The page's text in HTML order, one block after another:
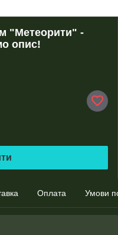
"Метеорити" -
опис!
Оплата Умови